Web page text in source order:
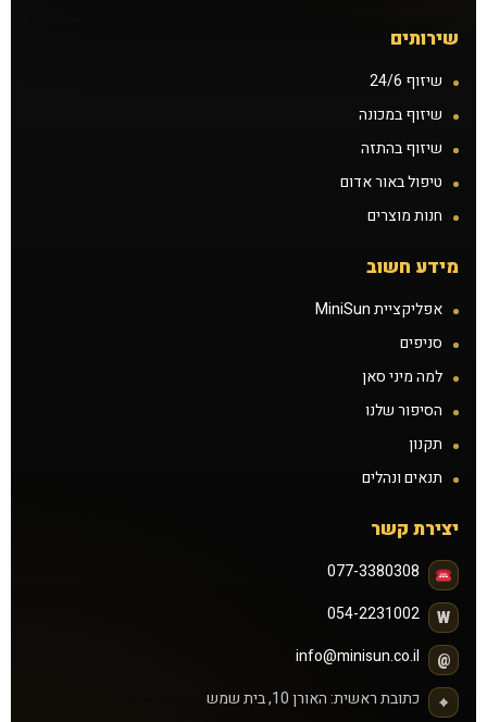
שירותים
שיזוף 24/6
שיזוף במכונה
שיזוף בהתזה
טיפול באור אדום
חנות מוצרים
מידע חשוב
אפליקציית MiniSun
סניפים
למה מיני סאן
הסיפור שלנו
תקנון
תנאים ונהלים
יצירת קשר
077-3380308
W
054-2231002
@
info@minisun.co.il
⌖ כתובת ראשית: האורן 10, בית שמש